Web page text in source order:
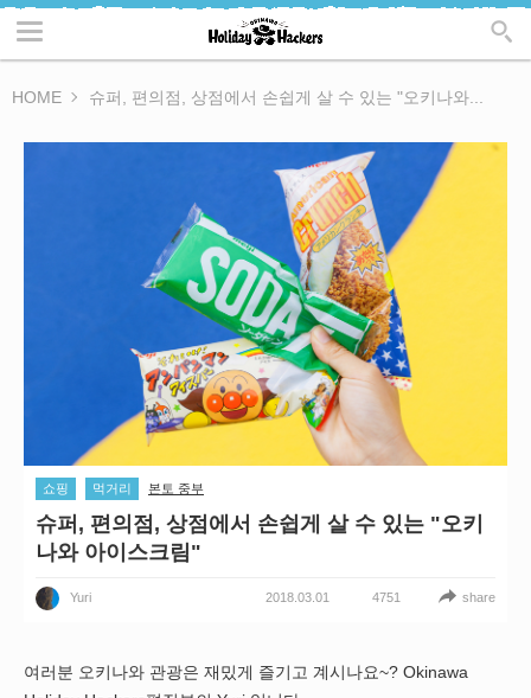
HOME 슈퍼, 편의점, 상점에서 손쉽게 살 수 있는 "오키나와...
쇼핑 먹거리 본토 중부
슈퍼, 편의점, 상점에서 손쉽게 살 수 있는 "오키
나와 아이스크림"
Yuri 2018.03.01 4751 share
여러분 오키나와 관광은 재밌게 즐기고 계시나요~? Okinawa